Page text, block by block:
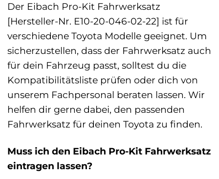
Der Eibach Pro-Kit Fahrwerksatz
[Hersteller-Nr. E10-20-046-02-22] ist für
verschiedene Toyota Modelle geeignet. Um
sicherzustellen, dass der Fahrwerksatz auch
für dein Fahrzeug passt, solltest du die
Kompatibilitätsliste prüfen oder dich von
unserem Fachpersonal beraten lassen. Wir
helfen dir gerne dabei, den passenden
Fahrwerksatz für deinen Toyota zu finden.
Muss ich den Eibach Pro-Kit Fahrwerksatz
eintragen lassen?